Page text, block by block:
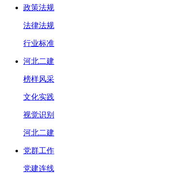
政策法规
法律法规
行业标准
河北二建
榜样风采
文化实践
视觉识别
河北二建
党群工作
党建连线